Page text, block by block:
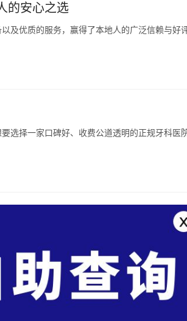
的安心之选
及优质的服务，赢得了本地人的广泛信赖与好
选择一家口碑好、收费公道透明的正规牙科医